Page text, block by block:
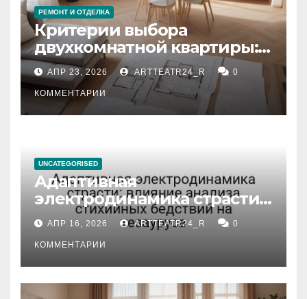
РЕМОНТ И ОТДЕЛКА
Критерии выбора
двухкомнатной квартиры:
планировка, площадь,
состояние и документация
АПР 23, 2026 ARTTEATR24_R 0
КОММЕНТАРИИ
UNCATEGORISED
Адаптивная
электродинамика страсти:
влияние анализа
стихийных бедствий на
тезауруса
АПР 16, 2026 ARTTEATR24_R 0
КОММЕНТАРИИ